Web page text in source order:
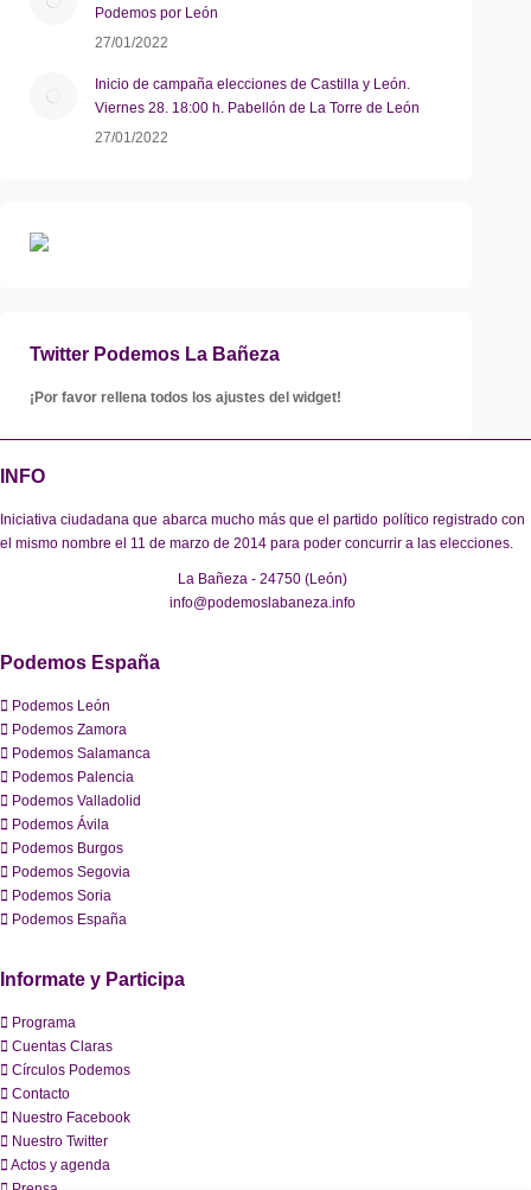
Podemos por León
27/01/2022
Inicio de campaña elecciones de Castilla y León.
Viernes 28. 18:00 h. Pabellón de La Torre de León
27/01/2022
Twitter Podemos La Bañeza
¡Por favor rellena todos los ajustes del widget!
INFO
Iniciativa ciudadana que abarca mucho más que el partido político registrado con
el mismo nombre el 11 de marzo de 2014 para poder concurrir a las elecciones.
La Bañeza - 24750 (León)
info@podemoslabaneza.info
Podemos España
Podemos León
Podemos Zamora
Podemos Salamanca
Podemos Palencia
Podemos Valladolid
Podemos Ávila
Podemos Burgos
Podemos Segovia
Podemos Soria
Podemos España
Informate y Participa
Programa
Cuentas Claras
Círculos Podemos
Contacto
Nuestro Facebook
Nuestro Twitter
Actos y agenda